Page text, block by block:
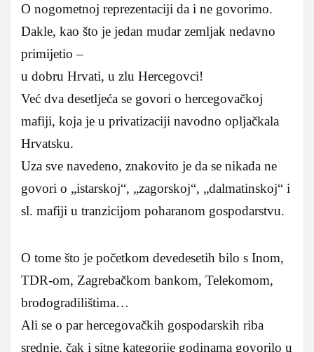
O nogometnoj reprezentaciji da i ne govorimo.
Dakle, kao što je jedan mudar zemljak nedavno
primijetio –
u dobru Hrvati, u zlu Hercegovci!
Već dva desetljeća se govori o hercegovačkoj
mafiji, koja je u privatizaciji navodno opljačkala
Hrvatsku.
Uza sve navedeno, znakovito je da se nikada ne
govori o „istarskoj“, „zagorskoj“, „dalmatinskoj“ i
sl. mafiji u tranzicijom poharanom gospodarstvu.
O tome što je početkom devedesetih bilo s Inom,
TDR-om, Zagrebačkom bankom, Telekomom,
brodogradilištima…
Ali se o par hercegovačkih gospodarskih riba
srednje, čak i sitne kategorije godinama govorilo u